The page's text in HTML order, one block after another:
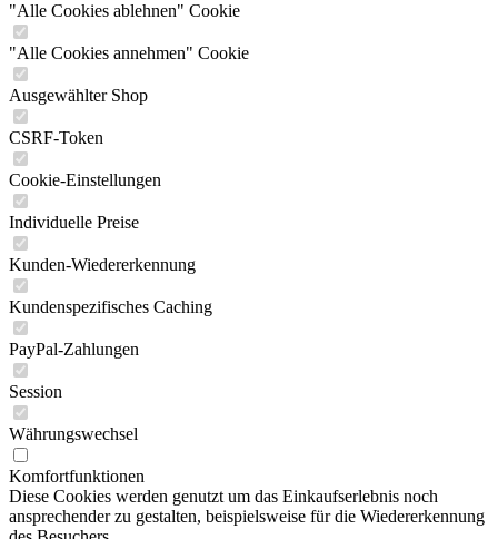
"Alle Cookies ablehnen" Cookie
"Alle Cookies annehmen" Cookie
Ausgewählter Shop
CSRF-Token
Cookie-Einstellungen
Individuelle Preise
Kunden-Wiedererkennung
Kundenspezifisches Caching
PayPal-Zahlungen
Session
Währungswechsel
Komfortfunktionen
Diese Cookies werden genutzt um das Einkaufserlebnis noch
ansprechender zu gestalten, beispielsweise für die Wiedererkennung